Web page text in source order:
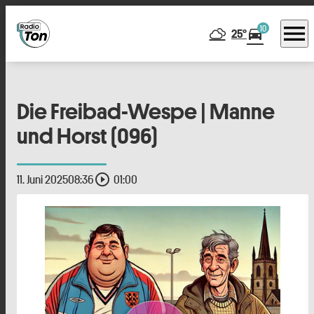
25°directions_car10 menu
Die Freibad-Wespe | Manne
und Horst (096)
11. Juni 202508:36play_circle_outline 01:00